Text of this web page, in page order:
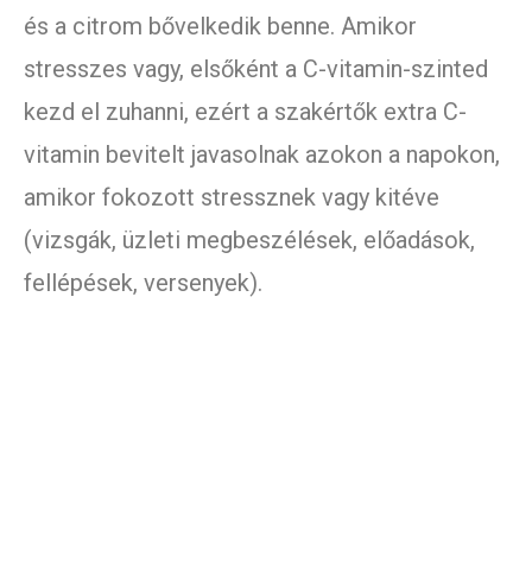
és a citrom bővelkedik benne. Amikor
stresszes vagy, elsőként a C-vitamin-szinted
kezd el zuhanni, ezért a szakértők extra C-
vitamin bevitelt javasolnak azokon a napokon,
amikor fokozott stressznek vagy kitéve
(vizsgák, üzleti megbeszélések, előadások,
fellépések, versenyek).